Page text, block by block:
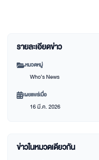
รายละเอียดข่าว
หมวดหมู่
Who’s News
เผยแพร่เมื่อ
16 มี.ค. 2026
ข่าวในหมวดเดียวกัน